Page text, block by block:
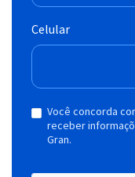
Celular
Você concorda
receber
Gran.